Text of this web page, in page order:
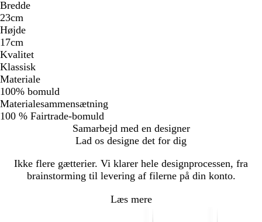
Bredde
23cm
Højde
17cm
Kvalitet
Klassisk
Materiale
100% bomuld
Materialesammensætning
100 % Fairtrade-bomuld
Samarbejd med en designer
Lad os designe det for dig
Ikke flere gætterier. Vi klarer hele designprocessen, fra
brainstorming til levering af filerne på din konto.
Læs mere